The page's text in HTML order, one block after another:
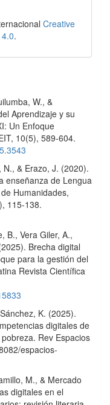
Creative
.
W., &
Aprendizaje y su
Un Enfoque
10(5), 589-604.
& Erazo, J. (2020).
enseñanza de Lengua
Humanidades,
115-138.
B., Vera Giler, A.,
Brecha digital
para la gestión del
Revista Científica
K. (2025).
digitales de
Rev Espacios
espacios-
M., & Mercado
digitales en el